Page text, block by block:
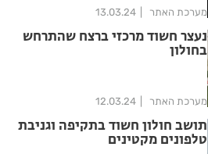
מערכת האתר 13.03.24
נעצר חשוד מרכזי ברצח שהתרחש
בחולון
מערכת האתר 12.03.24
תושב חולון חשוד בתקיפה וגניבת
טלפונים מקטינים